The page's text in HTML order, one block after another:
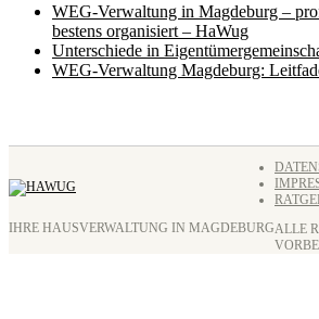
WEG-Verwaltung in Magdeburg –
bestens organisiert – HaWug
Unterschiede in
WEG-Verwaltung Magdeburg:
IHRE HAUSVERWALTUNG IN MAGDEBURGALLE